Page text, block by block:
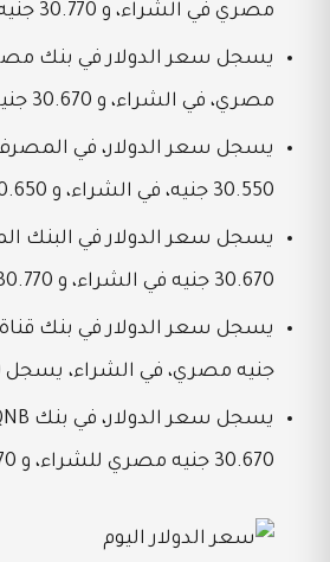
مصري في الشراء، و 30.770 جنيه في البيع.
مصري، في الشراء، و 30.670 جنيه في البيع.
يسجل سعر الدولار، في المصرف
30.550 جنيه، في الشراء، و
30.650 جنيه في
يسجل سعر الدولار في البنك
30.670 جنيه في الشراء، و 30.770 جنيه في البيع.
جنيه مصري، في الشراء، يسجل
30.670 جنيه مصري للشراء، و 30.770 جنيه في البيع.